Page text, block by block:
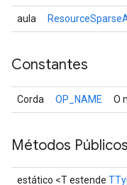
aula
Constantes
Corda OP_NAME O
Métodos Públicos
estático <T estende